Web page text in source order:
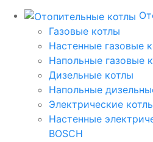
Газовые котлы
Настенные газовые
Напольные газовые
Дизельные котлы
Напольные
Электрические
Настенные
BOSCH